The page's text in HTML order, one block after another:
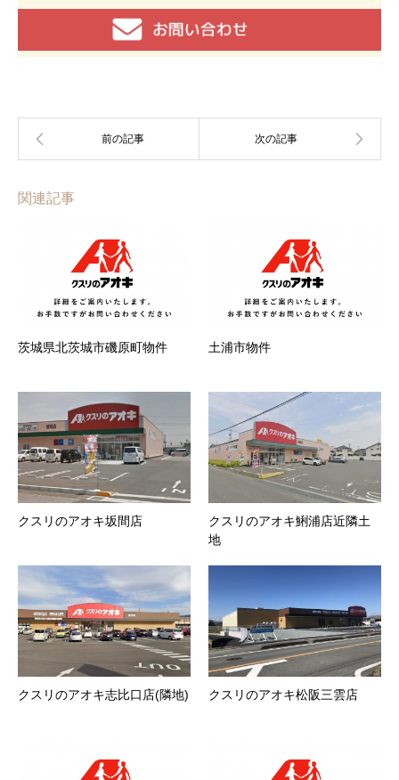
関連記事
茨城県北茨城市磯原町物件 土浦市物件
クスリのアオキ坂間店
クスリのアオキ鯏浦店近隣土
地
クスリのアオキ志比口店(隣地) クスリのアオキ松阪三雲店